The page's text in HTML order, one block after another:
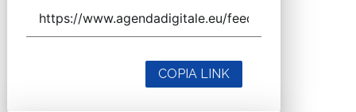
COPIA LINK